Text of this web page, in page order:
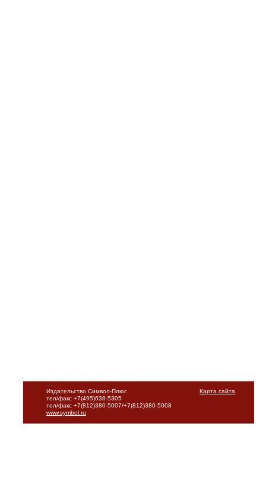
Карта сайта
Издательство Символ-Плюс
тел/факс +7(495)638-5305
тел/факс +7(812)380-5007/+7(812)380-5008
www.symbol.ru